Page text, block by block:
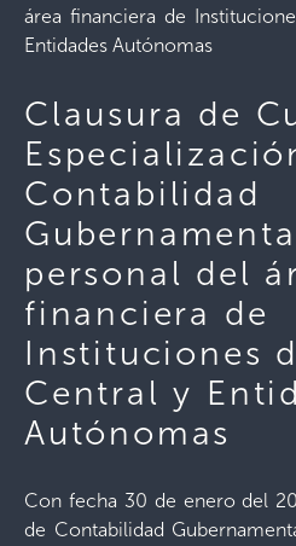
área financiera de
Entidades Autónomas
Clausura de
Contabilidad
personal del
financiera de
Instituciones
Central y
Autónomas
Con fecha 30 de enero del
de Contabilidad